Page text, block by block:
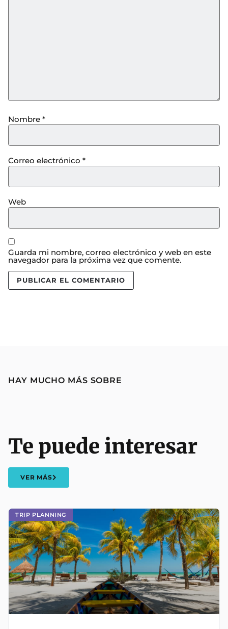
Nombre *
Correo electrónico *
Web
Guarda mi nombre, correo electrónico y web en este
navegador para la próxima vez que comente.
HAY MUCHO MÁS SOBRE
TRIP PLANNING
Te puede interesar
VER MÁS